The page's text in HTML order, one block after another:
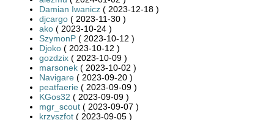
Damian Iwanicz ( 2023-12-18 )
djcargo ( 2023-11-30 )
ako ( 2023-10-24 )
SzymonP ( 2023-10-12 )
Djoko ( 2023-10-12 )
gozdzix ( 2023-10-09 )
marsonek ( 2023-10-02 )
Navigare ( 2023-09-20 )
peatfaerie ( 2023-09-09 )
KGos32 ( 2023-09-09 )
mgr_scout ( 2023-09-07 )
krzyszfot ( 2023-09-05 )